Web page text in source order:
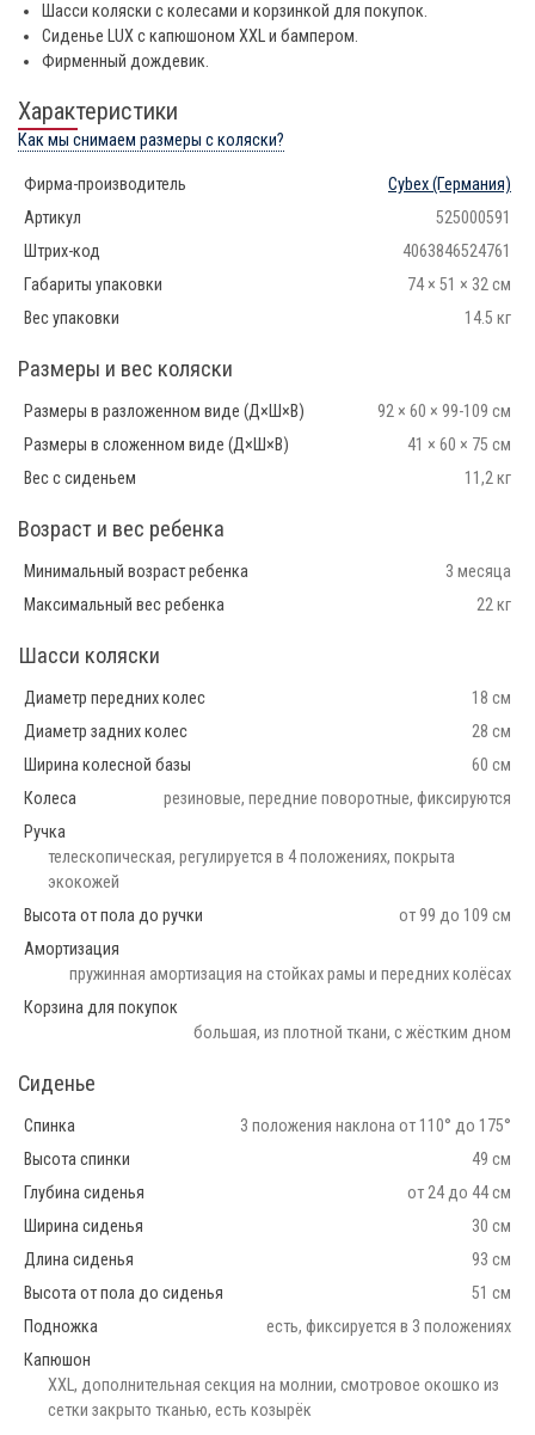
Шасси коляски с колесами и корзинкой для покупок.
Сиденье LUX с капюшоном XXL и бампером.
Фирменный дождевик.
Характеристики
Как мы снимаем размеры с коляски?
Фирма-производитель Cybex(Германия)
Артикул
525000591
Штрих-код
4063846524761
Габариты упаковки
74 × 51 × 32 см
Вес упаковки
14.5 кг
Размеры и вес коляски
Размеры в разложенном виде (Д×Ш×В)
92 × 60 × 99-109 см
Размеры в сложенном виде (Д×Ш×В)
41 × 60 × 75 см
Вес с сиденьем
11,2 кг
Возраст и вес ребенка
Минимальный возраст ребенка
3 месяца
Максимальный вес ребенка
22 кг
Шасси коляски
Диаметр передних колес
18 см
Диаметр задних колес
28 см
Ширина колесной базы
60 см
Колеса
резиновые, передние поворотные, фиксируются
Ручка
телескопическая, регулируется в 4 положениях, покрыта
экокожей
Высота от пола до ручки
от 99 до 109 см
Амортизация
пружинная амортизация на стойках рамы и передних колёсах
Корзина для покупок
большая, из плотной ткани, с жёстким дном
Сиденье
Спинка
3 положения наклона от 110° до 175°
Высота спинки
49 см
Глубина сиденья
от 24 до 44 см
Ширина сиденья
30 см
Длина сиденья
93 см
Высота от пола до сиденья
51 см
Подножка
есть, фиксируется в 3 положениях
Капюшон
XXL, дополнительная секция на молнии, смотровое окошко из
сетки закрыто тканью, есть козырёк